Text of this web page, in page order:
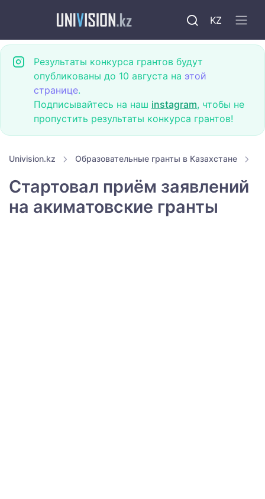
KZ
Результаты конкурса грантов будут
опубликованы до 10 августа на этой
странице.
Подписывайтесь на наш instagram, чтобы не
пропустить результаты конкурса грантов!
Univision.kz Образовательные гранты в Казахстане
Стартовал приём заявлений
на акиматовские гранты